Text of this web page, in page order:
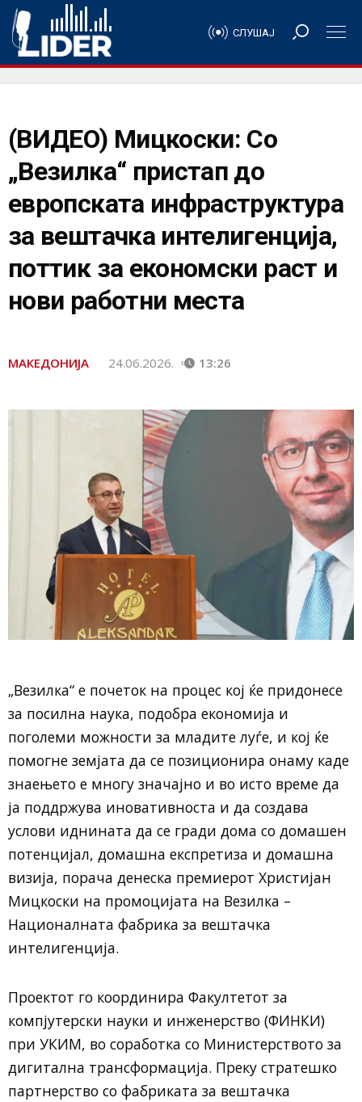
СЛУШАЈ
(ВИДЕО) Мицкоски: Со
„Везилка“ пристап до
европската инфраструктура
за вештачка интелигенција,
поттик за економски раст и
нови работни места
МАКЕДОНИЈА 24.06.2026. 13:26
„Везилка“ е почеток на процес кој ќе придонесе
за посилна наука, подобра економија и
поголеми можности за младите луѓе, и кој ќе
помогне земјата да се позиционира онаму каде
знаењето е многу значајно и во исто време да
ја поддржува иновативноста и да создава
услови иднината да се гради дома со домашен
потенцијал, домашна експретиза и домашна
визија, порача денеска премиерот Христијан
Мицкоски на промоцијата на Везилка –
Националната фабрика за вештачка
интелигенција.
Проектот го координира Факултетот за
компјутерски науки и инженерство (ФИНКИ)
при УКИМ, во соработка со Министерството за
дигитална трансформација. Преку стратешко
партнерство со фабриката за вештачка